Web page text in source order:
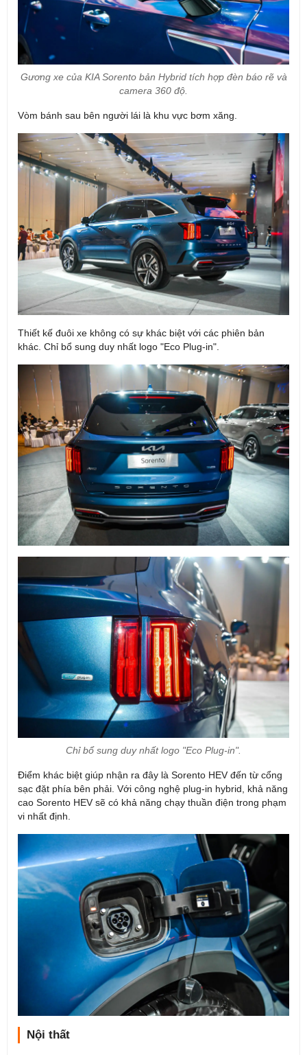
Gương xe của KIA Sorento bản Hybrid tích hợp đèn báo rẽ và
camera 360 độ.
Vòm bánh sau bên người lái là khu vực bơm xăng.
Thiết kế đuôi xe không có sự khác biệt với các phiên bản
khác. Chỉ bổ sung duy nhất logo "Eco Plug-in".
Chỉ bổ sung duy nhất logo "Eco Plug-in".
Điểm khác biệt giúp nhận ra đây là Sorento HEV đến từ cổng
sạc đặt phía bên phải. Với công nghệ plug-in hybrid, khả năng
cao Sorento HEV sẽ có khả năng chạy thuần điện trong phạm
vi nhất định.
Nội thất
Họ tên Điện thoại*
Tôi đồng ý cho phép KIA Hải Dương xử lý dữ liệu cá nhân của tôi và
các thông tin khác do tôi cung cấp cho mục đích và theo phương thức
Chính sách Bảo Vệ Dữ Liệu Cá Nhân
GỬI YÊU CẦU NGAY